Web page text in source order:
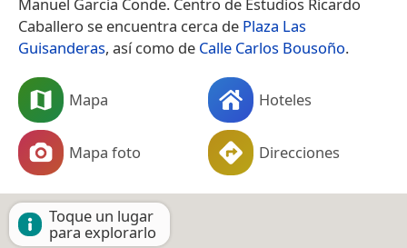
Caballero se encuentra cerca de Plaza Las
Guisanderas, así como de Calle Carlos Bousoño.
Mapa Hoteles
Mapa foto Direcciones
Toque un lugar
para explorarlo